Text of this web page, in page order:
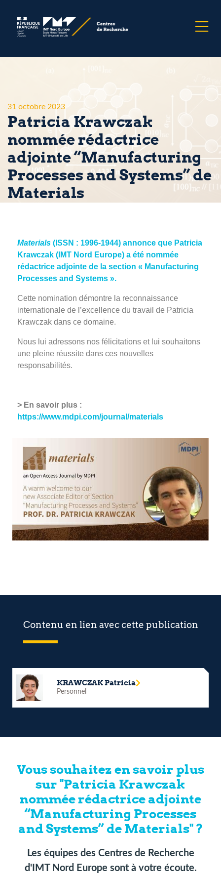
31 octobre 2023
Patricia Krawczak
nommée rédactrice
adjointe “Manufacturing
Processes and Systems” de
Materials
Materials (ISSN : 1996-1944) annonce que Patricia
Krawczak (IMT Nord Europe) a été nommée
rédactrice adjointe de la section « Manufacturing
Processes and Systems ».
Cette nomination démontre la reconnaissance
internationale de l’excellence du travail de Patricia
Krawczak dans ce domaine.
Nous lui adressons nos félicitations et lui souhaitons
une pleine réussite dans ces nouvelles
responsabilités.
> En savoir plus :
https://www.mdpi.com/journal/materials
Contenu en lien avec cette publication
KRAWCZAK Patricia
Personnel
Vous souhaitez en savoir plus
sur "Patricia Krawczak
nommée rédactrice adjointe
“Manufacturing Processes
and Systems” de Materials" ?
Les équipes des Centres de Recherche
d'IMT Nord Europe sont à votre écoute.